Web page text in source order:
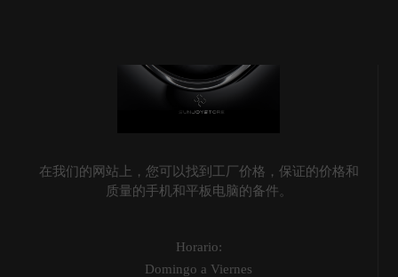
在我们的网站上，您可以找到工厂价格，保证的价格和
质量的手机和平板电脑的备件。
Horario:
Domingo a Viernes